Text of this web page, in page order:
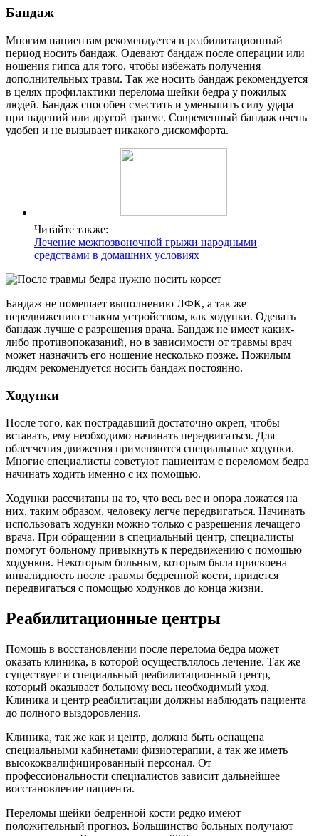
Бандаж
Многим пациентам рекомендуется в реабилитационный
период носить бандаж. Одевают бандаж после операции или
ношения гипса для того, чтобы избежать получения
дополнительных травм. Так же носить бандаж рекомендуется
в целях профилактики перелома шейки бедра у пожилых
людей. Бандаж способен сместить и уменьшить силу удара
при падений или другой травме. Современный бандаж очень
удобен и не вызывает никакого дискомфорта.
Читайте также:
Лечение межпозвоночной грыжи народными
средствами в домашних условиях
Бандаж не помешает выполнению ЛФК, а так же
передвижению с таким устройством, как ходунки. Одевать
бандаж лучше с разрешения врача. Бандаж не имеет каких-
либо противопоказаний, но в зависимости от травмы врач
может назначить его ношение несколько позже. Пожилым
людям рекомендуется носить бандаж постоянно.
Ходунки
После того, как пострадавший достаточно окреп, чтобы
вставать, ему необходимо начинать передвигаться. Для
облегчения движения применяются специальные ходунки.
Многие специалисты советуют пациентам с переломом бедра
начинать ходить именно с их помощью.
Ходунки рассчитаны на то, что весь вес и опора ложатся на
них, таким образом, человеку легче передвигаться. Начинать
использовать ходунки можно только с разрешения лечащего
врача. При обращении в специальный центр, специалисты
помогут больному привыкнуть к передвижению с помощью
ходунков. Некоторым больным, которым была присвоена
инвалидность после травмы бедренной кости, придется
передвигаться с помощью ходунков до конца жизни.
Реабилитационные центры
Помощь в восстановлении после перелома бедра может
оказать клиника, в которой осуществлялось лечение. Так же
существует и специальный реабилитационный центр,
который оказывает больному весь необходимый уход.
Клиника и центр реабилитации должны наблюдать пациента
до полного выздоровления.
Клиника, так же как и центр, должна быть оснащена
специальными кабинетами физиотерапии, а так же иметь
высококвалифицированный персонал. От
профессиональности специалистов зависит дальнейшее
восстановление пациента.
Переломы шейки бедренной кости редко имеют
положительный прогноз. Большинство больных получают